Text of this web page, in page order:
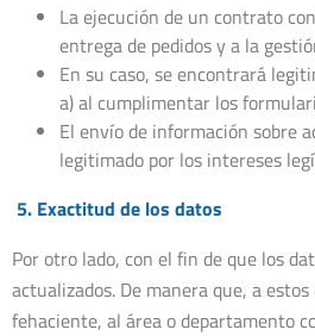
La ejecución de un contrato
entrega de pedidos y a la
En su caso, se encontrará
a) al cumplimentar los
El envío de información sobre
legitimado por los intereses
5. Exactitud de los datos
Por otro lado, con el fin de que los
actualizados. De manera que, a
fehaciente, al área o departamento